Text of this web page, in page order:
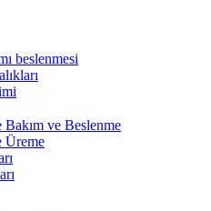
beslenmesi
ve Beslenme
Üreme